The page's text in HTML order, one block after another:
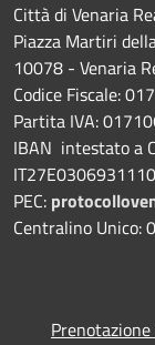
Città di Venaria
Piazza Martiri
10078 - Venaria
Codice Fiscale:
Partita IVA:
IBAN intestato a
PEC:
Centralino Unico: